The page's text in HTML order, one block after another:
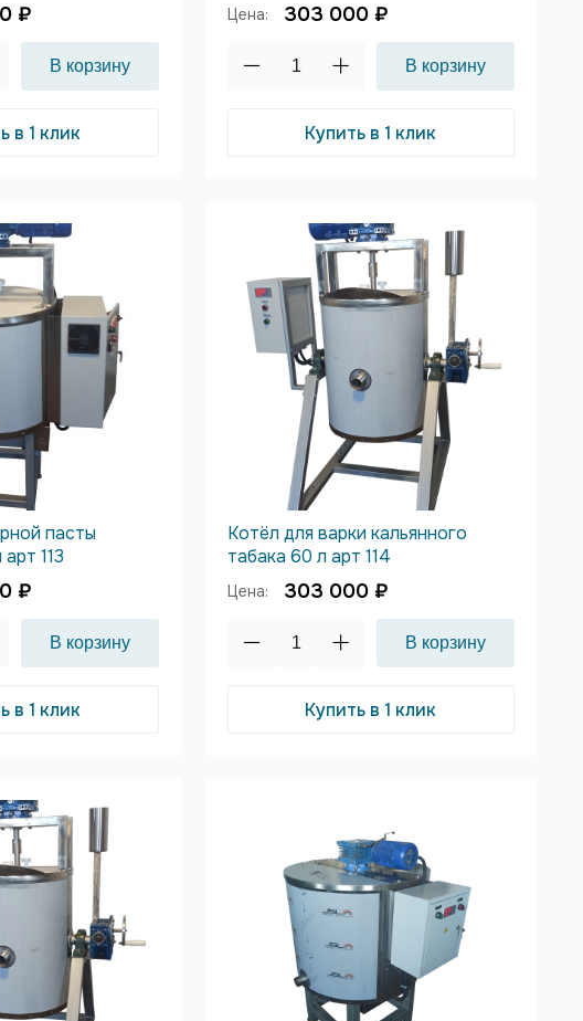
₽
в 1 клик
Цена: 303 000 ₽
Купить в 1 клик
пасты
113
₽
в 1 клик
Котёл для варки кальянного
табака 60 л арт 114
Цена: 303 000 ₽
Купить в 1 клик